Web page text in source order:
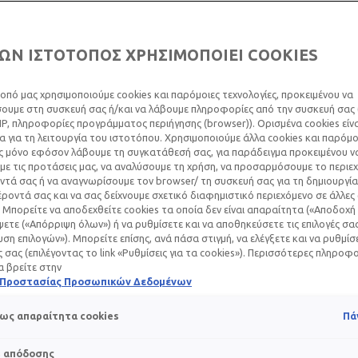
ΑΚΜΉ: ΕΊΔΗ ΚΑΙ
2025
στη διάρκεια της εφηβείας σχεδόν στο 80% των εφήβων.
γίνονται λιπαρά, ενώ οι πόροι της επιδερμίδας φράζουν.
επιδερμίδα.
ΙΣΤΟΤΟΠΟΣ ΧΡΗΣΙΜΟΠΟΙΕΙ COOKIES
μας χρησιμοποιούμε cookies και παρόμοιες τεχνολογίες, προκειμένου να
στη συσκευή σας ή/και να λάβουμε πληροφορίες από την συσκευή σας
πληροφορίες προγράμματος περιήγησης (browser)). Ορισμένα cookies
για τη λειτουργία του ιστοτόπου. Χρησιμοποιούμε άλλα cookies και
μόνο εφόσον λάβουμε τη συγκατάθεσή σας, για παράδειγμα προκειμένου
τις προτάσεις μας, να αναλύσουμε τη χρήση, να προσαρμόσουμε το
σας ή να αναγνωρίσουμε τον browser/ τη συσκευή σας για τη
σας και να σας δείχνουμε σχετικό διαφημιστικό περιεχόμενο σε άλλες
Μπορείτε να αποδεχθείτε cookies τα οποία δεν είναι απαραίτητα
(«Απόρριψη όλων») ή να ρυθμίσετε και να αποθηκεύσετε τις επιλογές
επιλογών»). Μπορείτε επίσης, ανά πάσα στιγμή, να ελέγξετε και να
σας (επιλέγοντας το link «Ρυθμίσεις για τα cookies»). Περισσότερες
βρείτε στην
Προστασίας Προσωπικών Δεδομένων
απαραίτητα cookies
απόδοσης